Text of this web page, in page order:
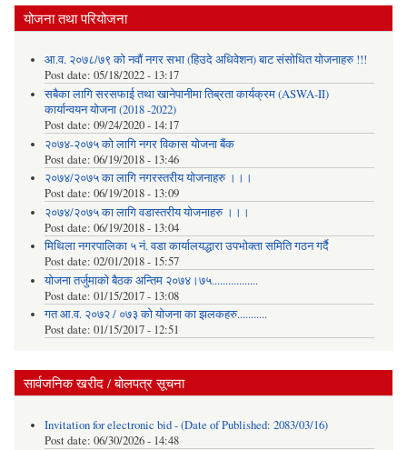
योजना तथा परियोजना
आ.व. २०७८/७९ को नवौं नगर सभा (हिउदे अधिवेशन) बाट संसोधित योजनाहरु !!!
Post date: 05/18/2022 - 13:17
सबैका लागि सरसफाई तथा खानेपानीमा तिब्रता कार्यक्रम (ASWA-II)
कार्यान्वयन योजना (2018 -2022)
Post date: 09/24/2020 - 14:17
२०७४-२०७५ को लागि नगर विकास योजना बैंक
Post date: 06/19/2018 - 13:46
२०७४/२०७५ का लागि नगरस्तरीय योजनाहरु ।।।
Post date: 06/19/2018 - 13:09
२०७४/२०७५ का लागि वडास्तरीय योजनाहरु ।।।
Post date: 06/19/2018 - 13:04
मिथिला नगरपालिका ५ नं. वडा कार्यालयद्धारा उपभोक्ता समिति गठन गर्दै
Post date: 02/01/2018 - 15:57
याेजना तर्जुमाकाे बैठक अन्तिम २०७४।७५.................
Post date: 01/15/2017 - 13:08
गत आ.व. २०७२ / ०७३ को योजना का झलकहरु...........
Post date: 01/15/2017 - 12:51
सार्वजनिक खरीद / बोलपत्र सूचना
Invitation for electronic bid - (Date of Published: 2083/03/16)
Post date: 06/30/2026 - 14:48